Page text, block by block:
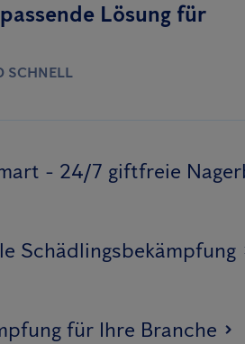
Lösung für
SCHNELL
- 24/7 giftfreie
Schädlingsbekämpfung
für Ihre Branche